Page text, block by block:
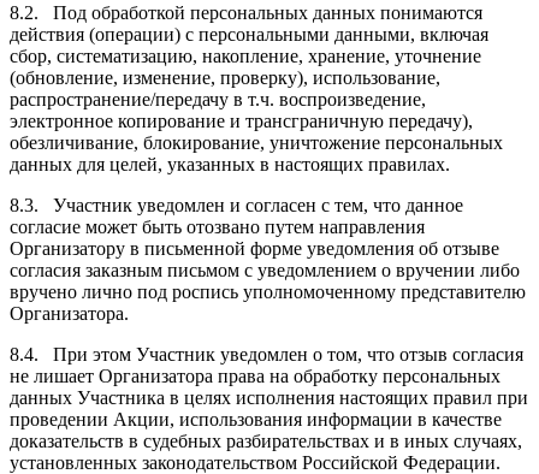
8.2. Под обработкой персональных данных понимаются
действия (операции) с персональными данными, включая
сбор, систематизацию, накопление, хранение, уточнение
(обновление, изменение, проверку), использование,
распространение/передачу в т.ч. воспроизведение,
электронное копирование и трансграничную передачу),
обезличивание, блокирование, уничтожение персональных
данных для целей, указанных в настоящих правилах.
8.3. Участник уведомлен и согласен с тем, что данное
согласие может быть отозвано путем направления
Организатору в письменной форме уведомления об отзыве
согласия заказным письмом с уведомлением о вручении либо
вручено лично под роспись уполномоченному представителю
Организатора.
8.4. При этом Участник уведомлен о том, что отзыв согласия
не лишает Организатора права на обработку персональных
данных Участника в целях исполнения настоящих правил при
проведении Акции, использования информации в качестве
доказательств в судебных разбирательствах и в иных случаях,
установленных законодательством Российской Федерации.